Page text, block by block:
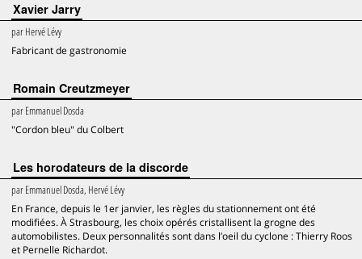
Xavier Jarry
parHervé Lévy
Fabricant de gastronomie
Romain Creutzmeyer
parEmmanuel Dosda
"Cordon bleu" du Colbert
Les horodateurs de la discorde
parEmmanuel Dosda, Hervé Lévy
En France, depuis le 1er janvier, les règles du stationnement ont été
modifiées. À Strasbourg, les choix opérés cristallisent la grogne des
automobilistes. Deux personnalités sont dans l’oeil du cyclone : Thierry Roos
et Pernelle Richardot.